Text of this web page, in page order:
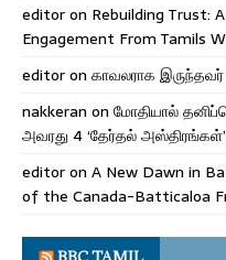
editoron Rebuilding Trust:
Engagement From Tamils
editoron காவலராக இருந்தவர்
nakkeran on மோதியால்
அவரது 4 ‘தேர்தல்
editoron A New Dawn in
of the Canada-Batticaloa